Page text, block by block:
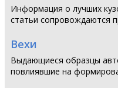
Информация о лучших
статьи сопровождаются
Вехи
Выдающиеся образцы
повлиявшие на